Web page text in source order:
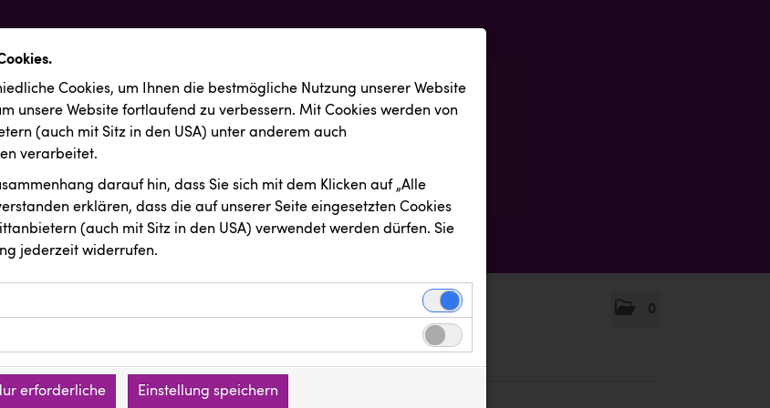
0
Cookies, um Ihnen die best­mögliche Nutzung unserer Website
unsere Website fortlaufend zu verbessern. Mit Cookies werden von
(auch mit Sitz in den USA) unter anderem auch
verarbeitet.
darauf hin, dass Sie sich mit dem Klicken auf „Alle
erklären, dass die auf unserer Seite eingesetzten Cookies
(auch mit Sitz in den USA) verwendet werden dürfen. Sie
jederzeit widerrufen.
grundlegende Funktionen und sind für die einwandfreie
Diese Cookies speichern keine personenbezogenen
keine Dritten übermittelt.
(Erstanbieter)
unsere Website nutzen.
erforderliche Einstellung speichern